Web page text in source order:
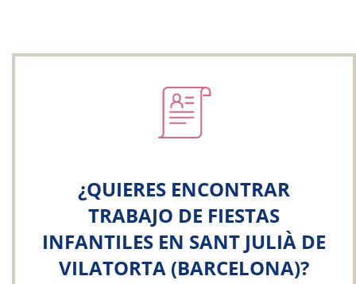
¿QUIERES ENCONTRAR
TRABAJO DE FIESTAS
INFANTILES EN SANT JULIÀ DE
VILATORTA (BARCELONA)?